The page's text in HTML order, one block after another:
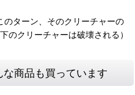
ターン、そのクリーチャーの
クリーチャーは破壊される）
商品も買っています